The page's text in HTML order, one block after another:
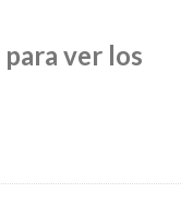
ver los